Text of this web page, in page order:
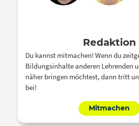
Redaktion
Du kannst mitmachen! Wenn du
Bildungsinhalte anderen Lehrenden
näher bringen möchtest, dann tritt
bei!
Mitmachen